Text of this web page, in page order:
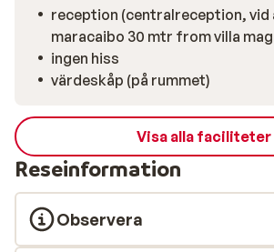
där det är möjligt att njuta av den
över staden och havet. I Puerto Rico
shopping- och nöjescentra som gör
minnesvärd. Den största är Centro
Rico och ligger är mitt i staden. Här
stormarknader och klädbutiker till
diskotek.
reception (centralreception,
maracaibo 30 mtr from villa
ingen hiss
värdeskåp (på rummet)
Visa alla faciliteter
Reseinformation
Observera